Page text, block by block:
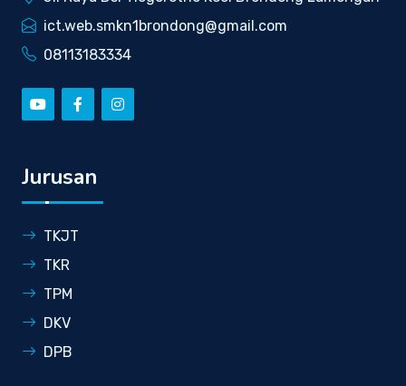
ict.web.smkn1brondong@gmail.com
08113183334
Jurusan
TKJT
TKR
TPM
DKV
DPB